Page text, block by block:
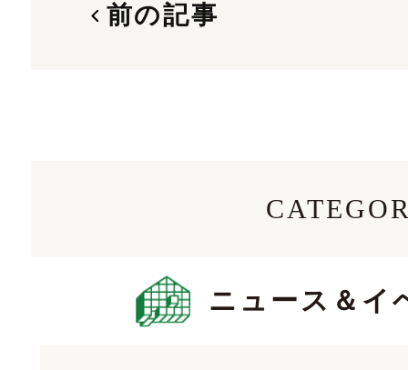
前の記事
ニュース＆イ